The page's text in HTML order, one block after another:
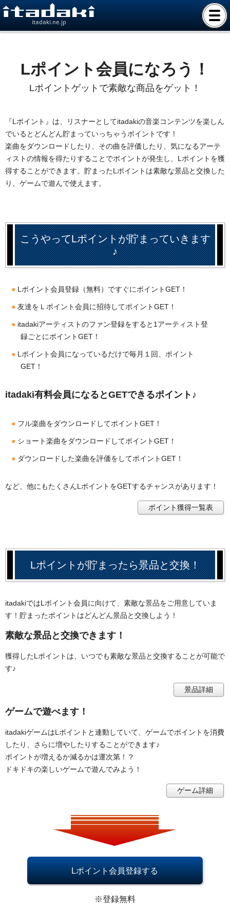
itadaki.ne.jp
Lポイント会員になろう！
Lポイントゲットで素敵な商品をゲット！
『Lポイント』は、リスナーとしてitadakiの音楽コンテンツを楽しん
でいるとどんどん貯まっていっちゃうポイントです！
楽曲をダウンロードしたり、その曲を評価したり、気になるアーテ
ィストの情報を得たりすることでポイントが発生し、Lポイントを獲
得することができます。貯まったLポイントは素敵な景品と交換した
り、ゲームで遊んで使えます。
こうやってLポイントが貯まっていきます
♪
Lポイント会員登録（無料）ですぐにポイントGET！
友達をＬポイント会員に招待してポイントGET！
itadakiアーティストのファン登録をすると1アーティスト登
録ごとにポイントGET！
Lポイント会員になっているだけで毎月１回、ポイント
GET！
itadaki有料会員になるとGETできるポイント♪
フル楽曲をダウンロードしてポイントGET！
ショート楽曲をダウンロードしてポイントGET！
ダウンロードした楽曲を評価をしてポイントGET！
など、他にもたくさんLポイントをGETするチャンスがあります！
ポイント獲得一覧表
Lポイントが貯まったら景品と交換！
itadakiではLポイント会員に向けて、素敵な景品をご用意していま
す！貯まったポイントはどんどん景品と交換しよう！
素敵な景品と交換できます！
獲得したLポイントは、いつでも素敵な景品と交換することが可能で
す♪
景品詳細
ゲームで遊べます！
itadakiゲームはLポイントと連動していて、ゲームでポイントを消費
したり、さらに増やしたりすることができます♪
ポイントが増えるか減るかは運次第！？
ドキドキの楽しいゲームで遊んでみよう！
ゲーム詳細
Lポイント会員登録する
※登録無料